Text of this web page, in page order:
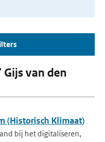
van den
(Historisch Klimaat)
bij het digitaliseren,